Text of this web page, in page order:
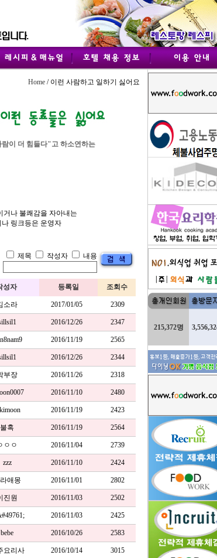
Home / 이런 사람하고 일하기 싫어요
이 더 힘들다"고 하소연하는
거나 불쾌감을 자아내는
링크등은 운영자
제목 작성자 내용
성자 등록일 조회수
소라 2017/01/05 2309
2016/12/26 2347
2016/11/19 2565
2016/12/26 2344
부장 2016/11/26 2318
2016/11/10 2480
2016/11/19 2423
불혹 2016/11/19 2564
ㅇㅇ 2016/11/04 2739
zzz 2016/11/10 2424
애몽 2016/11/01 2802
진원 2016/11/03 2502
2016/11/03 2425
bebe 2016/10/26 2583
요리사 2016/10/14 3015
215,372명